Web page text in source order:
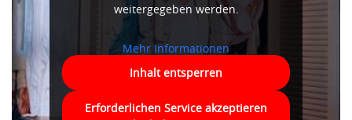
weitergegeben werden.
Mehr Informationen
Inhalt entsperren
Erforderlichen Service akzeptieren